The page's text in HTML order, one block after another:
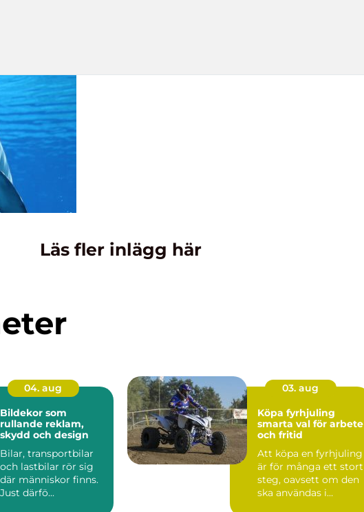
Läs fler inlägg här
04. aug
Bildekor som
rullande reklam,
skydd och design
Bilar, transportbilar
och lastbilar rör sig
där människor finns.
Just därfö...
03. aug
Köpa fyrhjuling
smarta val för arbete
och fritid
Att köpa en fyrhjuling
är för många ett stort
steg, oavsett om den
ska användas i